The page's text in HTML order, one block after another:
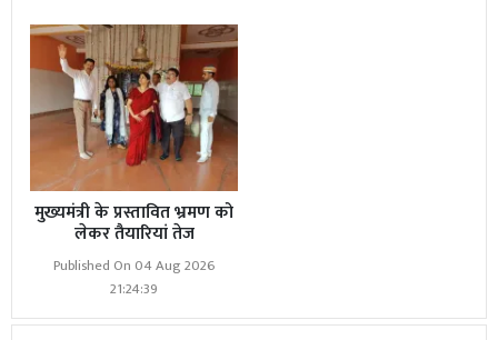
मुख्यमंत्री के प्रस्तावित भ्रमण को
लेकर तैयारियां तेज
Published On 04 Aug 2026
21:24:39